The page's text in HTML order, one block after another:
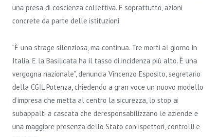
una presa di coscienza collettiva. E soprattutto, azioni
concrete da parte delle istituzioni.
“È una strage silenziosa, ma continua. Tre morti al giorno in
Italia. E la Basilicata ha il tasso di incidenza più alto. È una
vergogna nazionale”, denuncia Vincenzo Esposito, segretario
della CGIL Potenza, chiedendo a gran voce un nuovo modello
d’impresa che metta al centro la sicurezza, lo stop ai
subappalti a cascata che deresponsabilizzano le aziende e
una maggiore presenza dello Stato con ispettori, controlli e